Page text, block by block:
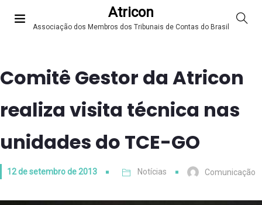
Atricon
Associação dos Membros dos Tribunais de Contas do Brasil
Comitê Gestor da Atricon
realiza visita técnica nas
unidades do TCE-GO
12 de setembro de 2013 Notícias Comunicação